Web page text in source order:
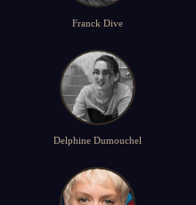
Franck Dive
Delphine Dumouchel